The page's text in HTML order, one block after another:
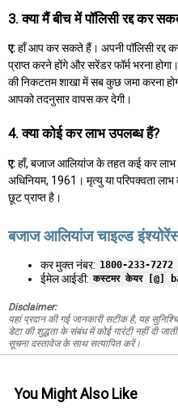
3. क्या मैं बीच में पॉलिसी रद्द कर
ए:हाँ आप कर सकते हैं। अपनी पॉलिसी
प्राप्त करने होंगे और सरेंडर फॉर्म भरना
की निकटतम शाखा में सब कुछ जमा करना
आपको तदनुसार वापस कर देगी।
4. क्या कोई कर लाभ उपलब्ध हैं?
ए:हाँ, बजाज आलियांज के तहत कई कर लाभ
अधिनियम, 1961। मृत्यु या परिपक्वता
छूट प्राप्त है।
बजाज आलियांज चाइल्ड
कर मुक्त नंबर: 1800-233-7272
ईमेल आईडी: कस्टमर केयर
Disclaimer:
यहां प्रदान की गई जानकारी सटीक है, यह
डेटा की शुद्धता के संबंध में कोई गारंटी नहीं दी
सूचना दस्तावेज के साथ सत्यापित करें।
You Might Also Like